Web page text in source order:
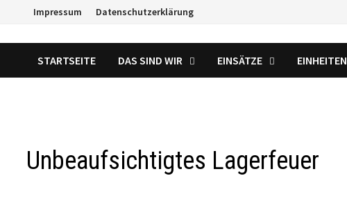
springen
Impressum Datenschutzerklärung
STARTSEITE DAS SIND WIR EINSÄTZE EINHEITEN
Unbeaufsichtigtes Lagerfeuer